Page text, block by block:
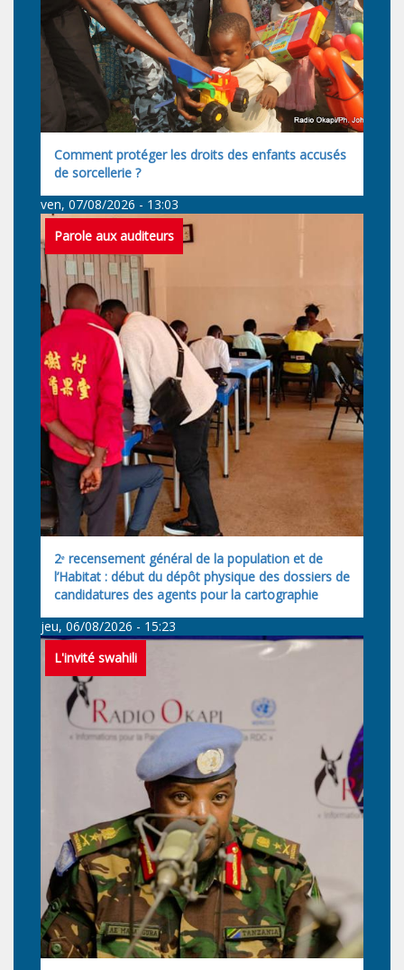
Comment protéger les droits des enfants accusés
de sorcellerie ?
ven, 07/08/2026 - 13:03
2ᵉ recensement général de la population et de
l’Habitat : début du dépôt physique des dossiers de
candidatures des agents pour la cartographie
jeu, 06/08/2026 - 15:23
Parole aux auditeurs
L'invité swahili